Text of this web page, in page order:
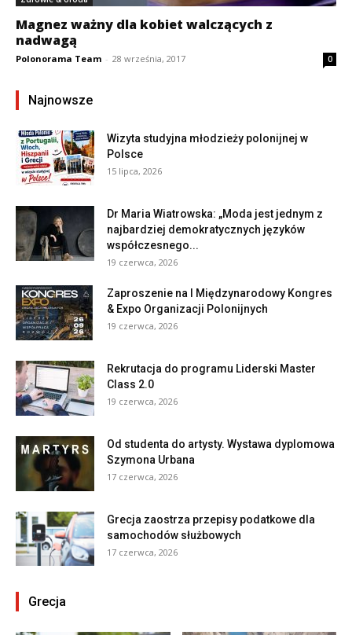
Magnez ważny dla kobiet walczących z
nadwagą
Polonorama Team - 28 września, 2017 0
Najnowsze
Wizyta studyjna młodzieży polonijnej w
Polsce
15 lipca, 2026
Dr Maria Wiatrowska: „Moda jest jednym z
najbardziej demokratycznych języków
współczesnego...
19 czerwca, 2026
Zaproszenie na I Międzynarodowy Kongres
& Expo Organizacji Polonijnych
19 czerwca, 2026
Rekrutacja do programu Liderski Master
Class 2.0
19 czerwca, 2026
Od studenta do artysty. Wystawa dyplomowa
Szymona Urbana
17 czerwca, 2026
Grecja zaostrza przepisy podatkowe dla
samochodów służbowych
17 czerwca, 2026
Grecja